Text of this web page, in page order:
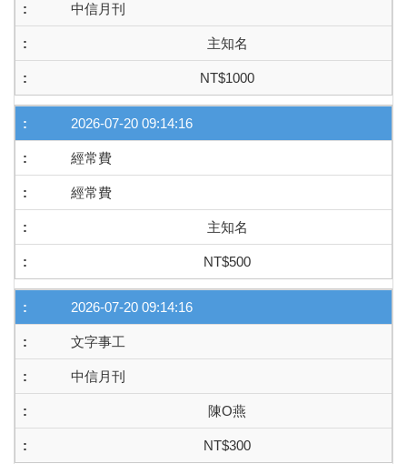
中信月刊
主知名
NT$1000
2026-07-20 09:14:16
經常費
經常費
主知名
NT$500
2026-07-20 09:14:16
文字事工
中信月刊
陳O燕
NT$300